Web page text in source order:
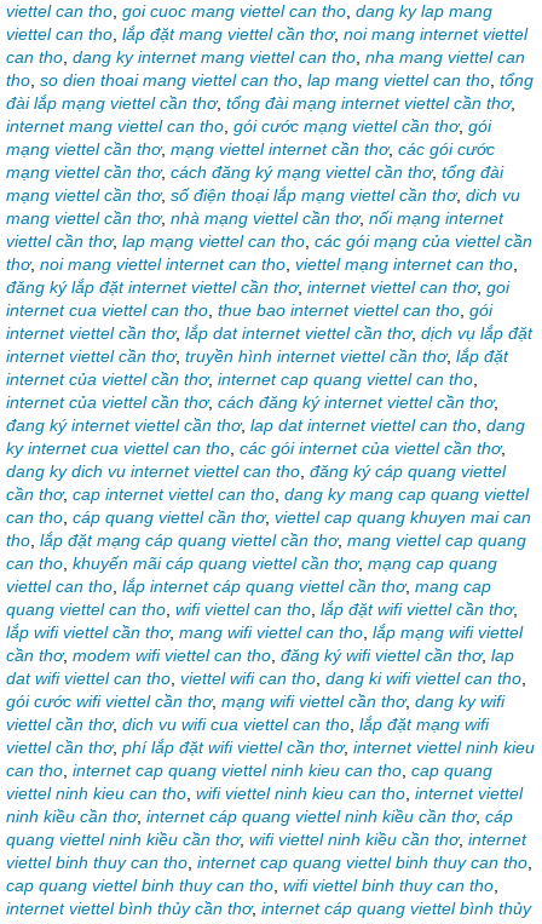
viettel can tho goi cuoc mang viettel can tho dang ky lap mang
viettel can tho lắp đặt mang viettel cần thơ, noi mang internet viettel
can tho dang ky internet mang viettel can tho nha mang viettel can
tho so dien thoai mang viettel can tho lap mang viettel can tho tổng
đài lắp mạng viettel cần thơ, tổng đài mạng internet viettel cần thơ,
internet mang viettel can tho gói cước mạng viettel cần thơ, gói
mạng viettel cần thơ, mạng viettel internet cần thơ, các gói cước
mạng viettel cần thơ, cách đăng ký mạng viettel cần thơ, tổng đài
mạng viettel cần thơ, số điện thoại lắp mạng viettel cần thơ, dich vu
mang viettel cần thơ, nhà mạng viettel cần thơ, nối mạng internet
viettel cần thơ, lap mạng viettel can tho các gói mạng của viettel cần
thơ, noi mang viettel internet can tho viettel mạng internet can tho
đăng ký lắp đặt internet viettel cần thơ, internet viettel can thơ, goi
internet cua viettel can tho thue bao internet viettel can tho gói
internet viettel cần thơ, lắp dat internet viettel cần thơ, dịch vụ lắp đặt
internet viettel cần thơ, truyền hình internet viettel cần thơ, lắp đặt
internet của viettel cần thơ, internet cap quang viettel can tho
internet của viettel cần thơ, cách đăng ký internet viettel cần thơ,
đang ký internet viettel cần thơ, lap dat internet viettel can tho dang
ky internet cua viettel can tho các gói internet của viettel cần thơ,
dang ky dich vu internet viettel can tho đăng ký cáp quang viettel
cần thơ, cap internet viettel can tho dang ky mang cap quang viettel
can tho cáp quang viettel cần thơ, viettel cap quang khuyen mai can
tho lắp đặt mạng cáp quang viettel cần thơ, mang viettel cap quang
can tho khuyến mãi cáp quang viettel cần thơ, mạng cap quang
viettel can tho lắp internet cáp quang viettel cần thơ, mang cap
quang viettel can tho wifi viettel can tho lắp đặt wifi viettel cần thơ,
lắp wifi viettel cần thơ, mang wifi viettel can tho lắp mạng wifi viettel
cần thơ, modem wifi viettel can tho đăng ký wifi viettel cần thơ, lap
dat wifi viettel can tho viettel wifi can tho dang ki wifi viettel can tho
gói cước wifi viettel cần thơ, mạng wifi viettel cần thơ, dang ky wifi
viettel cần thơ, dich vu wifi cua viettel can tho lắp đặt mạng wifi
viettel cần thơ, phí lắp đặt wifi viettel cần thơ, internet viettel ninh kieu
can tho internet cap quang viettel ninh kieu can tho cap quang
viettel ninh kieu can tho wifi viettel ninh kieu can tho internet viettel
ninh kiều cần thơ, internet cáp quang viettel ninh kiều cần thơ, cáp
quang viettel ninh kiều cần thơ, wifi viettel ninh kiều cần thơ, internet
viettel binh thuy can tho internet cap quang viettel binh thuy can tho
cap quang viettel binh thuy can tho wifi viettel binh thuy can tho
internet viettel bình thủy cần thơ, internet cáp quang viettel bình thủy